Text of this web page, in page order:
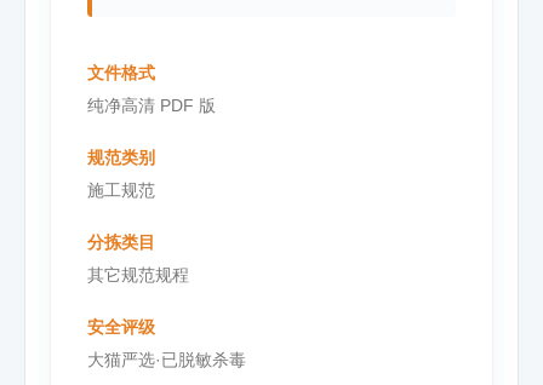
文件格式
纯净高清 PDF 版
规范类别
施工规范
分拣类目
其它规范规程
安全评级
大猫严选·已脱敏杀毒